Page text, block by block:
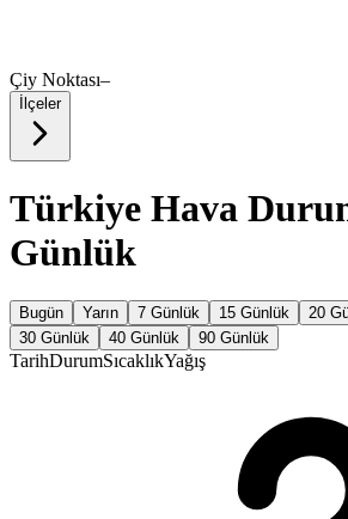
Çiy Noktası–
İlçeler
Türkiye Hava
Günlük
Bugün Yarın 7 Günlük 15 Günlük 20
30 Günlük
40 Günlük 90 Günlük
TarihDurumSıcaklıkYağış